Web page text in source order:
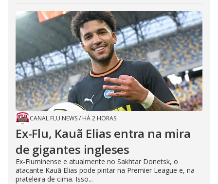
CANAL FLU NEWS/ HÁ 2 HORAS
Ex-Flu, Kauã Elias entra na mira
de gigantes ingleses
Ex-Fluminense e atualmente no Sakhtar Donetsk, o
atacante Kauã Elias pode pintar na Premier League e, na
prateleira de cima. Isso...